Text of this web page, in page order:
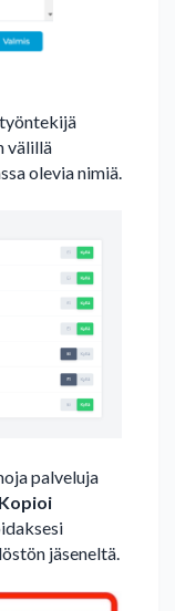
välillä
olevia nimiä.
palveluja
Kopioi
jäseneltä.